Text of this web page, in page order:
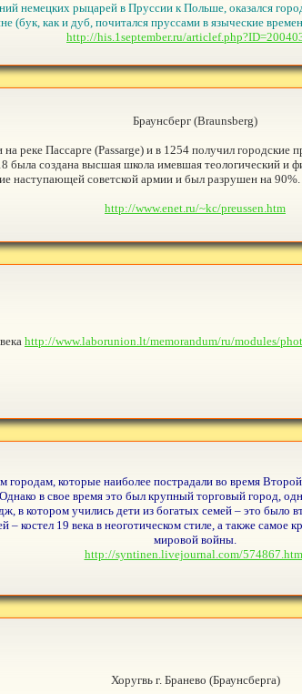
немецких рыцарей в Пруссии к Польше, оказался
(бук, как и дуб, почитался пруссами в языческие
http://his.1september.ru/
Браунсберг (Braunsberg)
реке Пассарге (Passarge) и в 1254 получил городские
была создана высшая школа имевшая теологический
наступающей советской армии и был разрушен на
http://www.enet.ru/~kc/preussen.htm
http://www.laborunion.lt/memorandum/ru/modules/
городам, которые наиболее пострадали во время
в свое время это был крупный торговый город,
в котором учились дети из богатых семей – это было
костел 19 века в неоготическом стиле, а также
мировой войны.
http://syntinen.livejournal.com/
Хоругвь г. Бранево (Браунсберга)